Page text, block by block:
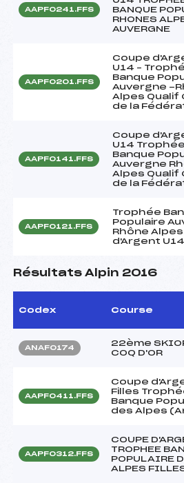
AAPF0241.FFS
BANQUE
RHONES
AUVERGNE
AAPF0201.FFS
Coupe
U14 –
Banque
Auvergne -
Alpes Qualif
de la
AAPF0141.FFS
Coupe
U14 Trophée
Banque
Auvergne
Alpes Qualif
de la
AAPF0121.FFS
Trophée
Populaire
Rhône
d'Argent
Résultats Alpin 2016
Codex Course
ANAF0174
22ème
COQ D'OR
AAPF0411.FFS
Coupe
Filles
Banque
des Alpes
AAPF0312.FFS
COUPE
TROPHEE
POPULAIRE
ALPES